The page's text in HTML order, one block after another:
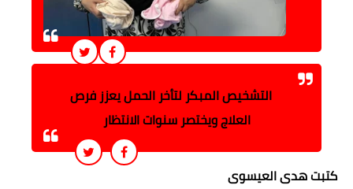
التشخيص المبكر لتأخر الحمل يعزز فرص
العلاج ويختصر سنوات الانتظار
كتبت هدى العيسوى